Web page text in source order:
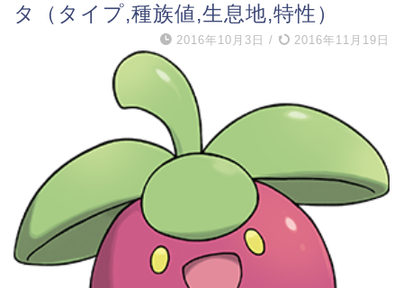
タ（タイプ,種族値,生息地,特性）
2016年10月3日 / 2016年11月19日